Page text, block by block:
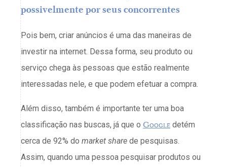
possivelmente por seus concorrentes
Pois bem, criar anúncios é uma das maneiras de
investir na internet. Dessa forma, seu produto ou
serviço chega às pessoas que estão realmente
interessadas nele, e que podem efetuar a compra.
Além disso, também é importante ter uma boa
classificação nas buscas, já que o Google detém
cerca de 92% do market share de pesquisas.
Assim, quando uma pessoa pesquisar produtos ou